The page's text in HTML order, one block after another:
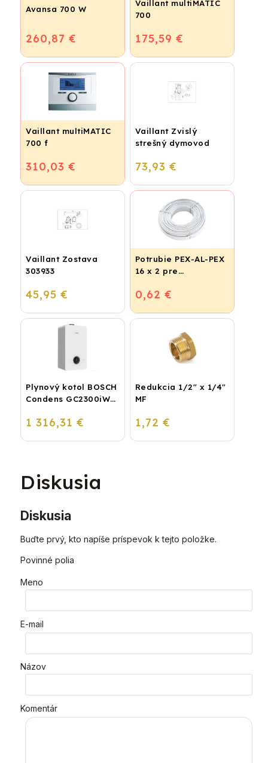
Avansa 700 W
260,87 €
Vaillant multiMATIC
700
175,59 €
Vaillant multiMATIC
700 f
310,03 €
Vaillant Zvislý
strešný dymovod
73,93 €
Vaillant Zostava
303933
45,95 €
Potrubie PEX-AL-PEX
16 x 2 pre
podlahové kúrenie a
0,62 €
Plynový kotol BOSCH
Condens GC2300iW
kondenzačný
1 316,31 €
Redukcia 1/2" x 1/4"
MF
1,72 €
Diskusia
Diskusia
Buďte prvý, kto napíše príspevok k tejto položke.
Povinné polia
Meno
E-mail
Názov
Komentár